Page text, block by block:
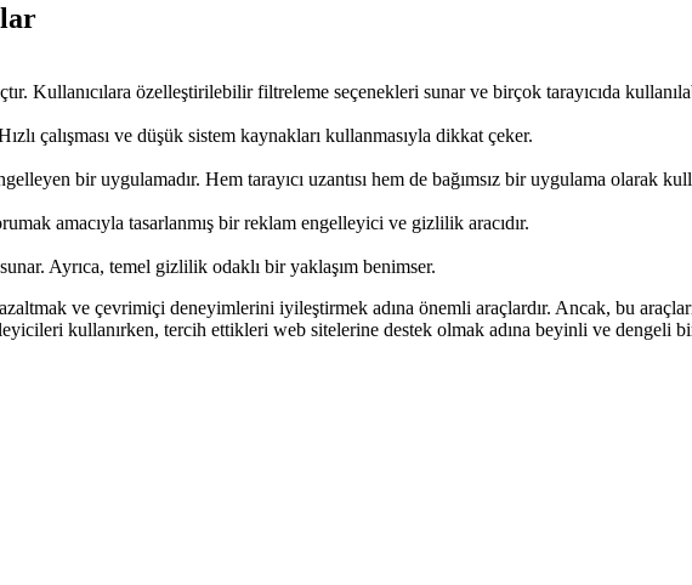
Kullanıcılara özelleştirilebilir filtreleme seçenekleri sunar ve birçok tarayıcıda
çalışması ve düşük sistem kaynakları kullanmasıyla dikkat çeker.
bir uygulamadır. Hem tarayıcı uzantısı hem de bağımsız bir uygulama olarak
amacıyla tasarlanmış bir reklam engelleyici ve gizlilik aracıdır.
Ayrıca, temel gizlilik odaklı bir yaklaşım benimser.
ve çevrimiçi deneyimlerini iyileştirmek adına önemli araçlardır. Ancak, bu
kullanırken, tercih ettikleri web sitelerine destek olmak adına beyinli ve dengeli